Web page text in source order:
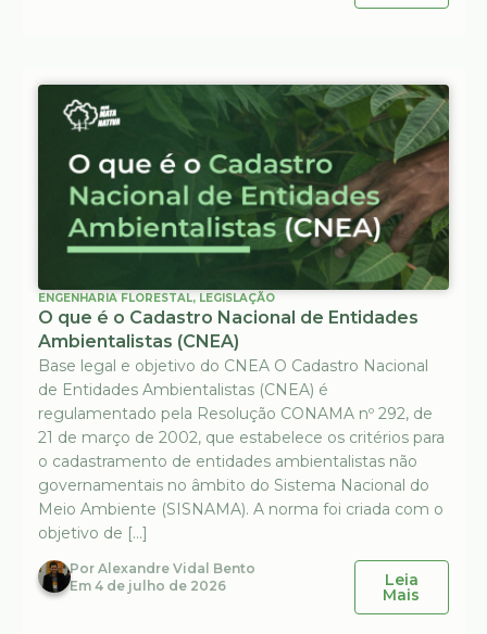
ENGENHARIA FLORESTAL, LEGISLAÇÃO
O que é o Cadastro Nacional de Entidades
Ambientalistas (CNEA)
Base legal e objetivo do CNEA O Cadastro Nacional
de Entidades Ambientalistas (CNEA) é
regulamentado pela Resolução CONAMA nº 292, de
21 de março de 2002, que estabelece os critérios para
o cadastramento de entidades ambientalistas não
governamentais no âmbito do Sistema Nacional do
Meio Ambiente (SISNAMA). A norma foi criada com o
objetivo de […]
Por Alexandre Vidal Bento
Em 4 de julho de 2026 Leia
Mais